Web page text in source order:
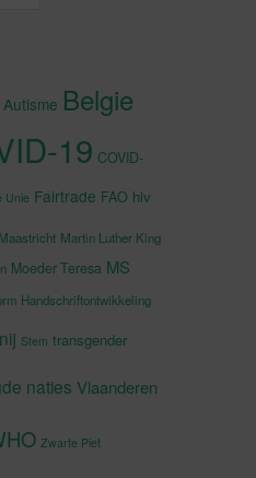
Autisme Belgie
19 COVID-
Unie Fairtrade FAO hiv
Maastricht Martin Luther King
Moeder Teresa MS
Handschriftontwikkeling
Stem transgender
naties Vlaanderen
Zwarte Piet